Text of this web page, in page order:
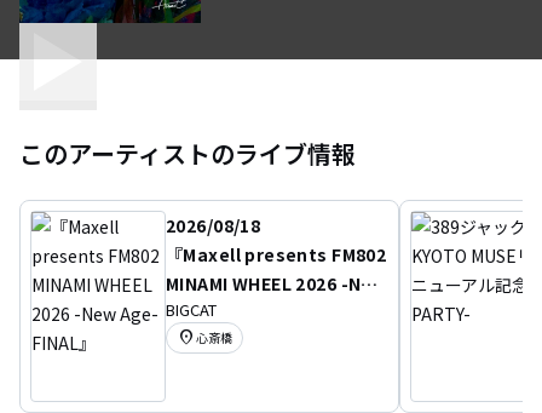
このアーティストのライブ情報
2026/08/18
『Maxell presents FM802
MINAMI WHEEL 2026 -New
Age- FINAL』
BIGCAT
location_on 心斎橋